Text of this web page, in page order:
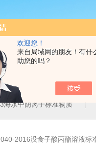
欢迎您！
来自局域网的朋友！有什
助您的吗？
海水中阴离子标准物质
2016没食子酸丙酯溶液标